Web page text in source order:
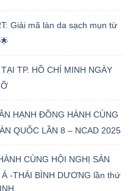
Giải mã làn da sạch mụn từ
TP. HỒ CHÍ MINH NGÀY
HẠNH ĐỒNG HÀNH CÙNG
QUỐC LẦN 8 – NCAD 2025
CÙNG HỘI NGHỊ SẢN
Á -THÁI BÌNH DƯƠNG lần thứ